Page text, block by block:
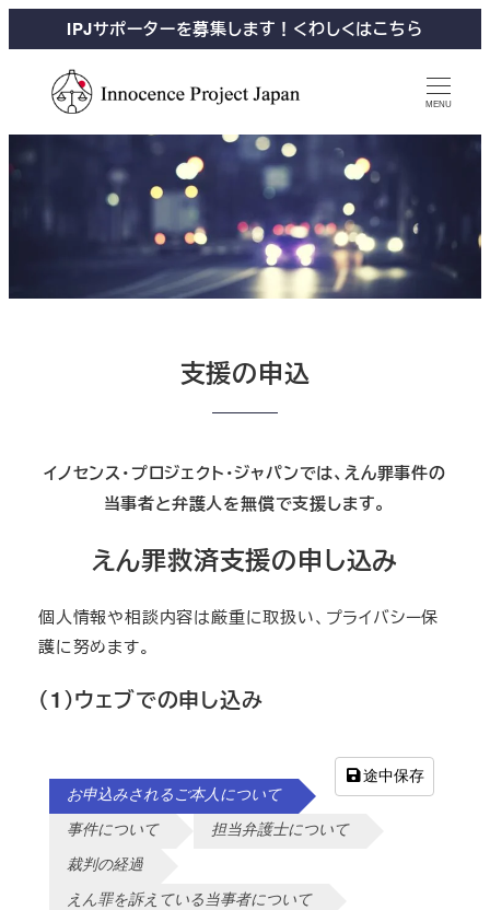
IPJサポーターを募集します！くわしくはこちら
MENU
支援の申込
イノセンス・プロジェクト・ジャパンでは、えん罪事件の
当事者と弁護人を無償で支援します。
えん罪救済支援の申し込み
個人情報や相談内容は厳重に取扱い、プライバシー保
護に努めます。
（1）ウェブでの申し込み